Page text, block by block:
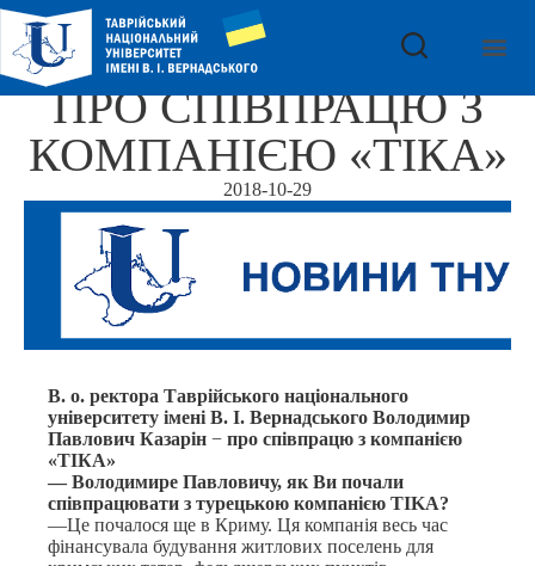
ПРО СПІВПРАЦЮ З
КОМПАНІЄЮ «ТІКА»
2018-10-29
В. о. ректора Таврійського національного
університету імені В. І. Вернадського Володимир
Павлович Казарін − про співпрацю з компанією
«ТІКА»
— Володимире Павловичу, як Ви почали
співпрацювати з турецькою компанією TIKA?
—Це почалося ще в Криму. Ця компанія весь час
фінансувала будування житлових поселень для